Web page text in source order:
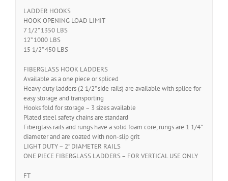
LADDER HOOKS
HOOK OPENING LOAD LIMIT
7 1/2” 1350 LBS
12” 1000 LBS
15 1/2” 450 LBS
FIBERGLASS HOOK LADDERS
Available as a one piece or spliced
Heavy duty ladders (2 1/2” side rails) are available with splice for
easy storage and transporting
Hooks fold for storage – 3 sizes available
Plated steel safety chains are standard
Fiberglass rails and rungs have a solid foam core, rungs are 1 1/4”
diameter and are coated with non-slip grit
LIGHT DUTY – 2” DIAMETER RAILS
ONE PIECE FIBERGLASS LADDERS – FOR VERTICAL USE ONLY
FT